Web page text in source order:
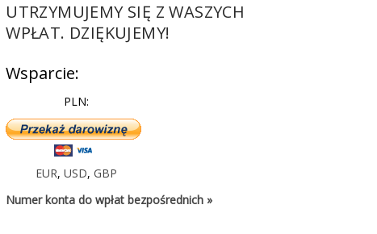
UTRZYMUJEMY SIĘ Z WASZYCH
WPŁAT. DZIĘKUJEMY!
Wsparcie:
PLN:
EUR,USD,GBP
Numer konta do wpłat bezpośrednich »